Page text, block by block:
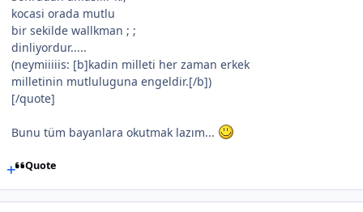
kocasi orada mutlu
bir sekilde wallkman ; ;
dinliyordur.....
(neymiiiiis: [b]kadin milleti her zaman erkek
milletinin mutluluguna engeldir.[/b])
[/quote]
Bunu tüm bayanlara okutmak lazım...
Quote